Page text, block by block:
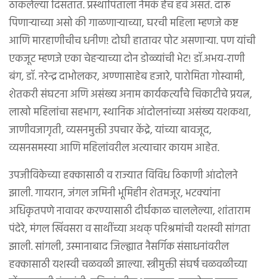
ठाकलेल्या दिसतात. प्रस्थापिताला नेमकं हेच हवं असतं. दारू
पिणाऱ्याच्या असो की गाळणाऱ्याच्या, घरची महिला म्हणजे कष्ट
आणि मारहाणीचीच धनीण! दोघी हातावर पोट असणाऱ्या. पण यांची
एकजूट म्हणजे एका चेहऱ्याच्या दोन डोळ्यांची भेट! डॉ.अभय-राणी
बंग, डॉ. नरेन्द्र दाभोलकर, अण्णासाहेब हजारे, पारोमिता गोस्वामी,
शेतकरी संघटना अणि असंख्य अनाम कार्यकर्त्यांचे चिकाटीचे प्रयत्न,
लाखो महिलांचा सहभाग, स्थानिक आंदोलनांच्या असंख्य यशकथा,
जाणीवजागृती, व्यसनमुक्ती उपचार केंद्रे, यांच्या बावजूद,
व्यसनसमस्या आणि महिलांवरील अत्याचार कायम आहेत.
उपजीविकेच्या हक्कासाठी व राज्यात विविध ठिकाणी आंदोलने
झाली. गायरान, जंगल जमिनी भूमिहीन शेतमजूर, भटक्यांना
अधिकृतपणे नावावर करण्यासाठी दीर्घकाळ चाललेल्या, शांताराम
पंदेरे, मंगल खिंवसरा व साथींच्या अथक् परिश्रमांची यशस्वी सांगता
झाली. सांगली, उस्मानाबाद जिल्ह्यात नैसर्गिक संसाधनांवरील
हक्कासाठी यशस्वी चळवळी झाल्या. स्त्रीमुक्ती संघर्ष चळवळीच्या